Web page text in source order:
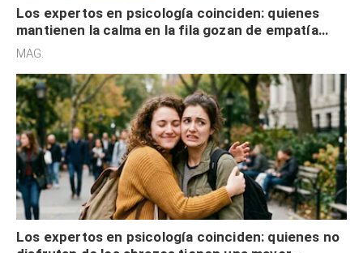
Los expertos en psicología coinciden: quienes
mantienen la calma en la fila gozan de empatía
cognitiva, gratitud y no solo tienen autocontrol
MAG.
Los expertos en psicología coinciden: quienes no